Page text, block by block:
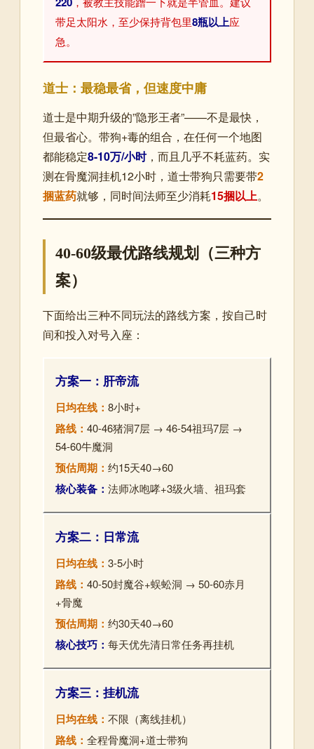
带足太阳水，至少保持背包里8瓶以上应
急。
道士：最稳最省，但速度中庸
道士是中期升级的”隐形王者”——不是最快，
但最省心。带狗+毒的组合，在任何一个地图
都能稳定8-10万/小时，而且几乎不耗蓝药。实
测在骨魔洞挂机12小时，道士带狗只需要带2
捆蓝药就够，同时间法师至少消耗15捆以上。
40-60级最优路线规划（三种方
案）
下面给出三种不同玩法的路线方案，按自己时
间和投入对号入座：
方案一：肝帝流
日均在线： 8小时+
路线： 40-46猪洞7层 → 46-54祖玛7层 →
54-60牛魔洞
预估周期： 约15天40→60
核心装备： 法师冰咆哮+3级火墙、祖玛套
方案二：日常流
日均在线： 3-5小时
路线： 40-50封魔谷+蜈蚣洞 → 50-60赤月
+骨魔
预估周期： 约30天40→60
核心技巧： 每天优先清日常任务再挂机
方案三：挂机流
日均在线： 不限（离线挂机）
路线： 全程骨魔洞+道士带狗